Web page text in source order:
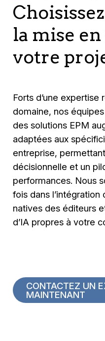
la mise
votre
Forts d’une expertise
domaine, nos
des solutions EPM
adaptées aux
entreprise,
décisionnelle et un
performances. Nous
fois dans
natives des éditeurs
d’IA propres à votre
CONTACTEZ UN
MAINTENANT